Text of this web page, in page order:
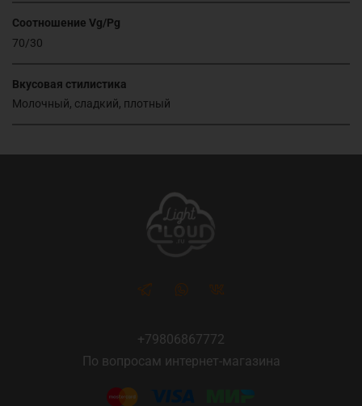
Соотношение Vg/Pg
70/30
Вкусовая стилистика
Молочный, сладкий, плотный
+79806867772
По вопросам интернет-магазина